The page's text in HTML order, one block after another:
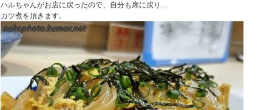
ハルちゃんがお店に戻ったので、自分も席に戻り…
カツ煮を頂きます。